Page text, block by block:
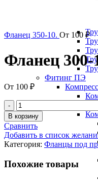
Фитинг ПЭ
Фланец 350-10. От 100 ₽
Фланец 300-
От 100 ₽
В корзину
Сравнить
Добавить в список
Категория: Фланцы под
Похожие товары